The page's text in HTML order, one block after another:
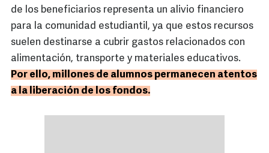
de los beneficiarios representa un alivio financiero
para la comunidad estudiantil, ya que estos recursos
suelen destinarse a cubrir gastos relacionados con
alimentación, transporte y materiales educativos.
Por ello, millones de alumnos permanecen atentos
a la liberación de los fondos.